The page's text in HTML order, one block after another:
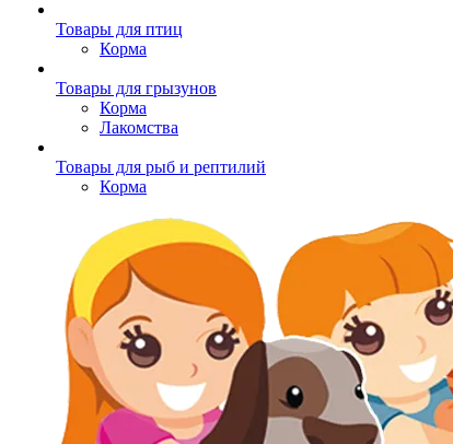
Товары для птиц
Корма
Товары для грызунов
Корма
Лакомства
Товары для рыб и рептилий
Корма